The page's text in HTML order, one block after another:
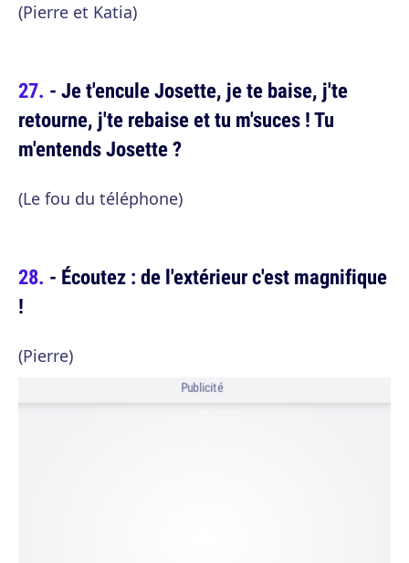
(Pierre et Katia)
- Je t'encule Josette, je te baise, j'te
retourne, j'te rebaise et tu m'suces ! Tu
m'entends Josette ?
(Le fou du téléphone)
- Écoutez : de l'extérieur c'est magnifique
!
(Pierre)
Publicité